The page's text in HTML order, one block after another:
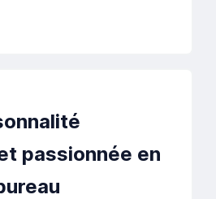
passionnée en